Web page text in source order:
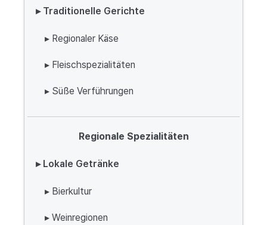
▸ Traditionelle Gerichte
▸ Regionaler Käse
▸ Fleischspezialitäten
▸ Süße Verführungen
Regionale Spezialitäten
▸ Lokale Getränke
▸ Bierkultur
▸ Weinregionen